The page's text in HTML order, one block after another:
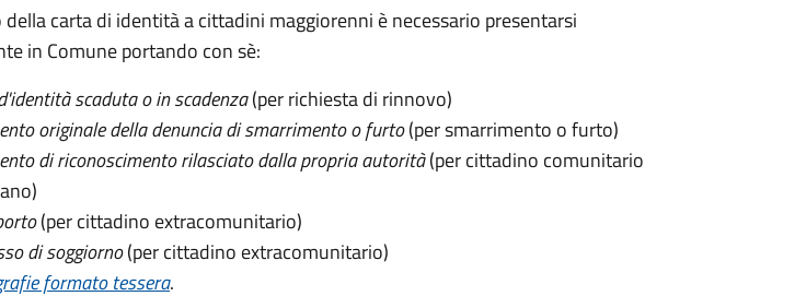
della carta di identità a cittadini maggiorenni è necessario presentarsi
in Comune portando con sè:
scaduta o in scadenza(per richiesta di rinnovo)
originale della denuncia di smarrimento o furto(per smarrimento o furto)
di riconoscimento rilasciato dalla propria autorità(per cittadino comunitario
(per cittadino extracomunitario)
di soggiorno(per cittadino extracomunitario)
formato tessera.